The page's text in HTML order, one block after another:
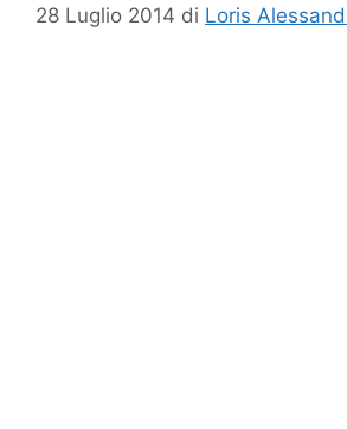
28 Luglio 2014 di Loris